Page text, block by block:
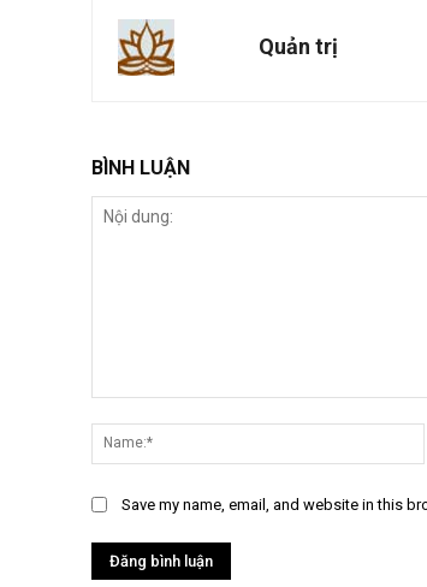
Quản trị
BÌNH LUẬN
dung:
Save my name, email, and website in this